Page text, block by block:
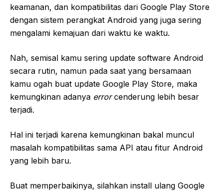
keamanan, dan kompatibilitas dari Google Play Store
dengan sistem perangkat Android yang juga sering
mengalami kemajuan dari waktu ke waktu.
Nah, semisal kamu sering update software Android
secara rutin, namun pada saat yang bersamaan
kamu ogah buat update Google Play Store, maka
kemungkinan adanya errorcenderung lebih besar
terjadi.
Hal ini terjadi karena kemungkinan bakal muncul
masalah kompatibilitas sama API atau fitur Android
yang lebih baru.
Buat memperbaikinya, silahkan install ulang Google